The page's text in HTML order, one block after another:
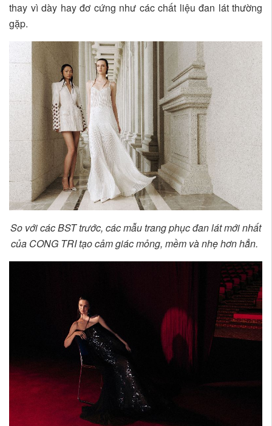
thay vì dày hay đơ cứng như các chất liệu đan lát thường
gặp.
So với các BST trước, các mẫu trang phục đan lát mới nhất
của CONG TRI tạo cảm giác mỏng, mềm và nhẹ hơn hẳn.